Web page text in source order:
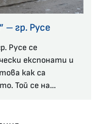
– гр. Русе
Русе се
експонати и
как са
Той се на...